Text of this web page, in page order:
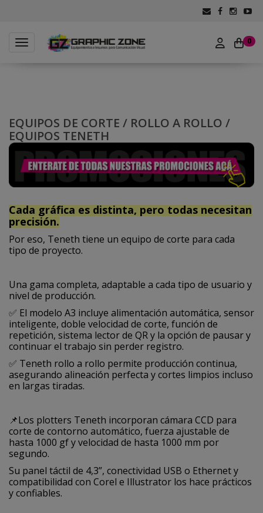
0
Toggle navigation
EQUIPOS DE CORTE / ROLLO A ROLLO /
EQUIPOS TENETH
Cada gráfica es distinta, pero todas necesitan
precisión.
Por eso, Teneth tiene un equipo de corte para cada
tipo de proyecto.
Una gama completa, adaptable a cada tipo de usuario y
nivel de producción.
✅ El modelo A3 incluye alimentación automática, sensor
inteligente, doble velocidad de corte, función de
repetición, sistema lector de QR y la opción de pausar y
continuar el trabajo sin perder registro.
✅ Teneth rollo a rollo permite producción continua,
asegurando alineación perfecta y cortes limpios incluso
en largas tiradas.
📌Los plotters Teneth incorporan cámara CCD para
corte de contorno automático, fuerza ajustable de
hasta 1000 gf y velocidad de hasta 1000 mm por
segundo.
Su panel táctil de 4,3”, conectividad USB o Ethernet y
compatibilidad con Corel e Illustrator los hace prácticos
y confiables.